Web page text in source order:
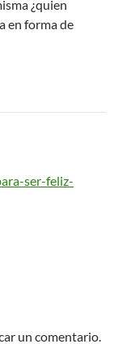
¿quien
en forma de
ser-feliz-
un comentario.